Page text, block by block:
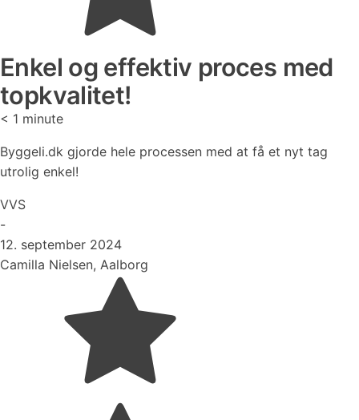
Enkel og effektiv proces med
topkvalitet!
< 1 minute
Byggeli.dk gjorde hele processen med at få et nyt tag
utrolig enkel!
VVS
-
12. september 2024
Camilla Nielsen, Aalborg